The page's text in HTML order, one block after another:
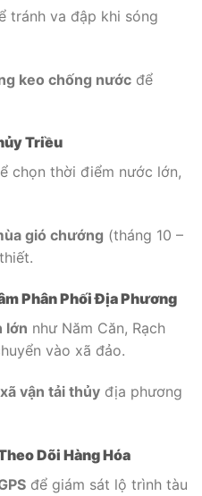
tránh va đập khi sóng
keo chống nướcđể
Triều
chọn thời điểm nước lớn,
gió chướng (tháng 10 –
Phân Phối Địa Phương
lớn như Năm Căn, Rạch
vào xã đảo.
vận tải thủyđịa phương
Dõi Hàng Hóa
để giám sát lộ trình tàu